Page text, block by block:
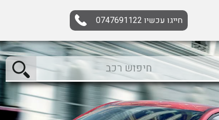
חייגו עכשיו 0747691122